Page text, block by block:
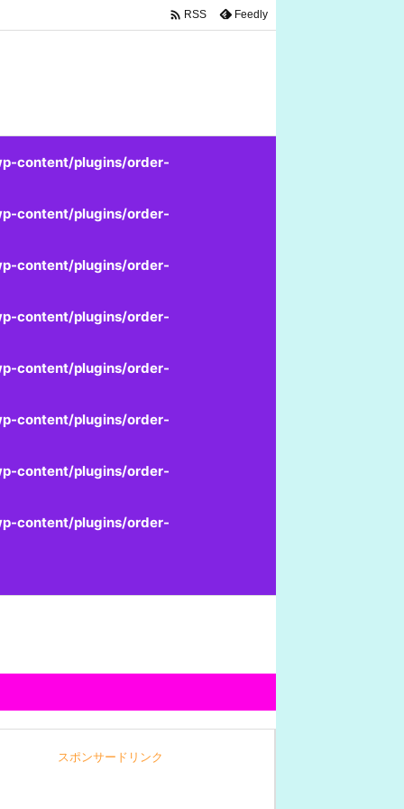
content/plugins/order-
content/plugins/order-
content/plugins/order-
content/plugins/order-
content/plugins/order-
content/plugins/order-
content/plugins/order-
content/plugins/order-
 RSS Feedly
スポンサードリンク